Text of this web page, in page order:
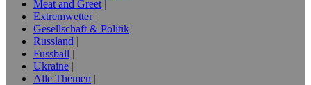
Meat and Greet
Extremwetter
Gesellschaft & Politik
Russland
Fussball
Ukraine
Alle Themen